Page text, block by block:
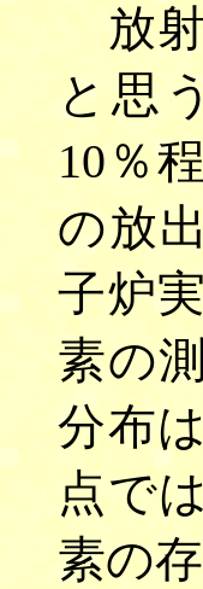
放射
と思
10％
の放
子炉
素の
分布
点で
素の